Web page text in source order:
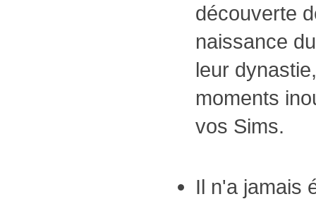
découverte
naissance
leur
moments
vos Sims.
Il n'a jamais